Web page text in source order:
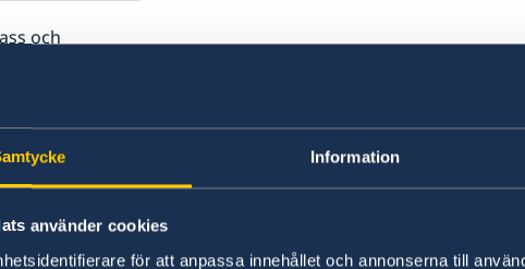
Information
använder cookies
för att anpassa innehållet och annonserna till
och
(över 18 år)
(under
id kort